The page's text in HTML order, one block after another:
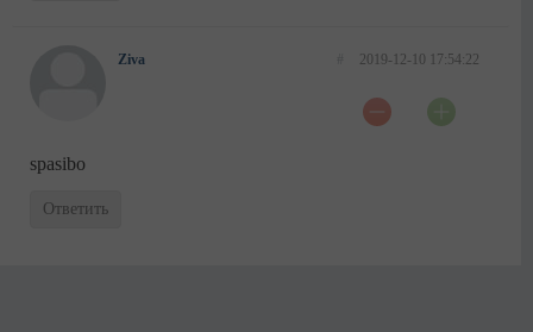
Ziva 2019-12-10 17:54:22
spasibo
Ответить